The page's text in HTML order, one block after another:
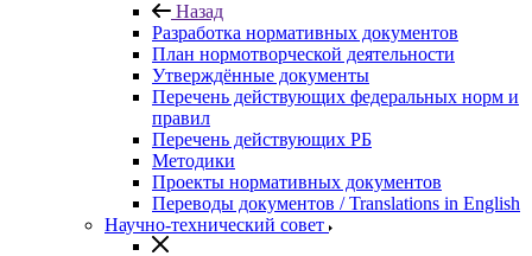
Назад
Разработка нормативных документов
План нормотворческой деятельности
Утверждённые документы
Перечень действующих федеральных норм и
правил
Перечень действующих РБ
Методики
Проекты нормативных документов
Переводы документов / Translations in English
Научно-технический совет